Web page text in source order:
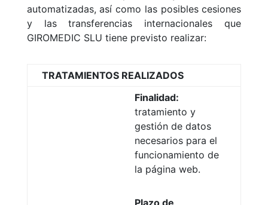
automatizadas, así como las posibles cesiones
y las transferencias internacionales que
GIROMEDIC SLU tiene previsto realizar:
TRATAMIENTOS REALIZADOS
Finalidad:
tratamiento y
gestión de datos
necesarios para el
funcionamiento de
la página web.
Plazo de